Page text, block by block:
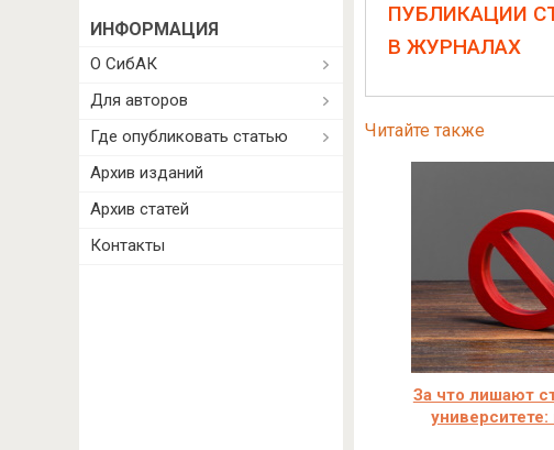
ПУБЛИКАЦИИ
В ЖУРНАЛАХ
Читайте также
За что лишают
ИНФОРМАЦИЯ
О СибАК
Для авторов
Где опубликовать статью
Архив изданий
Архив статей
Контакты